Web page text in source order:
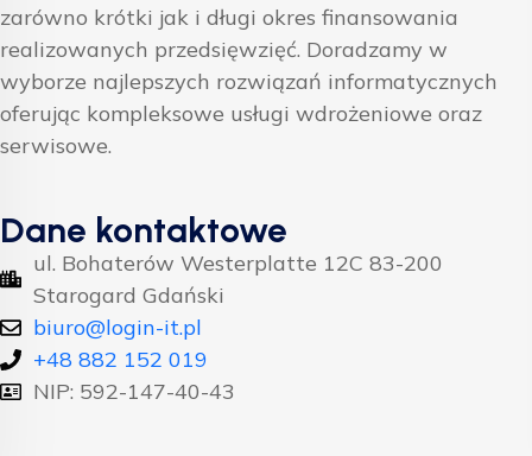
zarówno krótki jak i długi okres finansowania
realizowanych przedsięwzięć. Doradzamy w
wyborze najlepszych rozwiązań informatycznych
oferując kompleksowe usługi wdrożeniowe oraz
serwisowe.
Dane kontaktowe
ul. Bohaterów Westerplatte 12C 83-200
Starogard Gdański
biuro@login-it.pl
+48 882 152 019
NIP: 592-147-40-43